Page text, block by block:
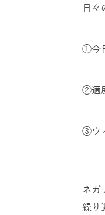
日
①今
②適
③ウ
ネガ
繰り